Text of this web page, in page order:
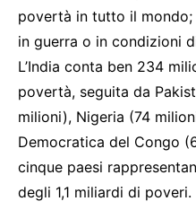
povertà in tutto il
in guerra o in condizioni
L’India conta ben 234
povertà, seguita da
milioni), Nigeria (74
Democratica del Congo
cinque paesi
degli 1,1 miliardi di poveri.